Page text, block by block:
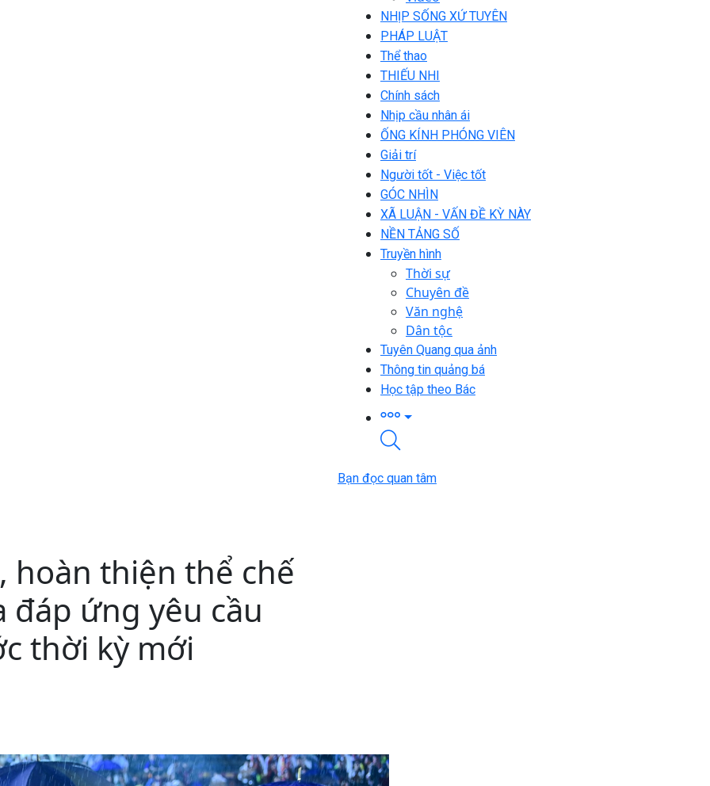
NHỊP SỐNG XỨ TUYÊN
PHÁP LUẬT
Thể thao
THIẾU NHI
Chính sách
Nhịp cầu nhân ái
ỐNG KÍNH PHÓNG VIÊN
Giải trí
Người tốt - Việc tốt
GÓC NHÌN
XÃ LUẬN - VẤN ĐỀ KỲ NÀY
NỀN TẢNG SỐ
Truyền hình
Thời sự
Chuyên đề
Văn nghệ
Dân tộc
Tuyên Quang qua ảnh
Thông tin quảng bá
Học tập theo Bác
hoàn thiện thể chế
ứng yêu cầu
thời kỳ mới
Bạn đọc quan tâm